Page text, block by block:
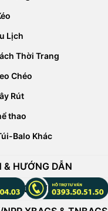
Lịch
Thời Trang
Chéo
Rút
thao
Balo Khác
& HƯỚNG DẪN
& KHUYẾN MÃI